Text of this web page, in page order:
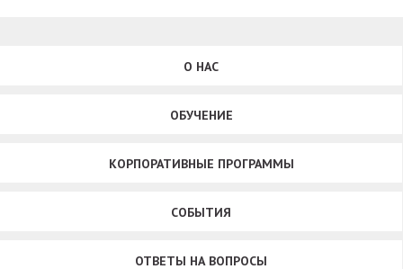
О НАС
ОБУЧЕНИЕ
КОРПОРАТИВНЫЕ ПРОГРАММЫ
СОБЫТИЯ
ОТВЕТЫ НА ВОПРОСЫ